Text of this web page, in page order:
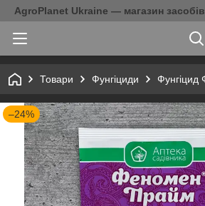
AgroPlanet Ukraine — магазин
Товари Фунгіциди Фунгіцид
–24%